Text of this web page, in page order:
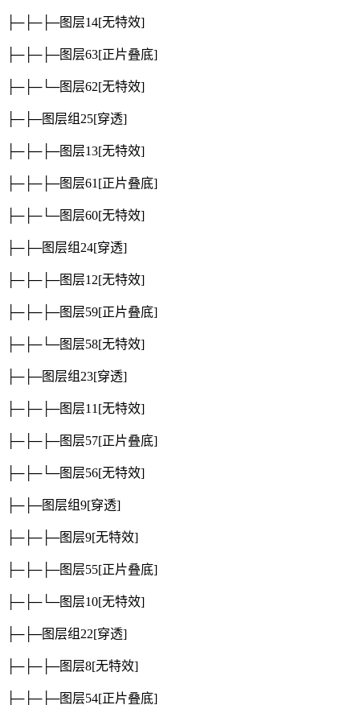
├─├─├─图层14[无特效]
├─├─├─图层63[正片叠底]
├─├─└─图层62[无特效]
├─├─图层组25[穿透]
├─├─├─图层13[无特效]
├─├─├─图层61 [正片叠底]
├─├─└─图层60[无特效]
├─├─图层组24[穿透]
├─├─├─图层12[无特效]
├─├─├─图层59[正片叠底]
├─├─└─图层58[无特效]
├─├─图层组23[穿透]
├─├─├─图层11 [无特效]
├─├─├─图层57[正片叠底]
├─├─└─图层56[无特效]
├─├─图层组9[穿透]
├─├─├─图层9[无特效]
├─├─├─图层55[正片叠底]
├─├─└─图层10[无特效]
├─├─图层组22[穿透]
├─├─├─图层8[无特效]
├─├─├─图层54[正片叠底]